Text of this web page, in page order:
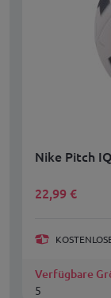
Nike Pitch
22,99 €
Verfügbare
5